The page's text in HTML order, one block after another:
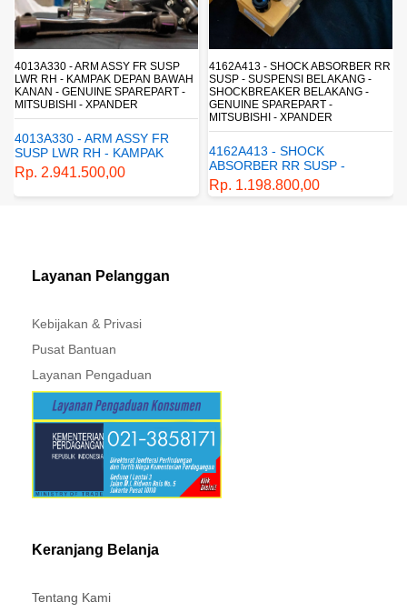
4162A413 - SHOCK ABSORBER RR
SUSP - SUSPENSI BELAKANG -
SHOCKBREAKER BELAKANG -
GENUINE SPAREPART -
MITSUBISHI - XPANDER
4162A413 - SHOCK
ABSORBER RR SUSP -
SUSPENSI BELAKANG -
SHOCKBREAKER BELAKANG
Rp. 1.198.800,00
1770A233 - FUEL FILTER ELEMENT
- SARINGAN BAHAN BAKAR -
SARINGAN SOLAR - MITSUBISHI -
PAJERO
ELEMENT - SARINGAN
BAHAN BAKAR - SARINGAN
SOLAR - MITSUBISHI -
PAJERO
Rp. 430.680,00
Layanan Pelanggan
Kebijakan & Privasi
Pusat Bantuan
Layanan Pengaduan
Keranjang Belanja
Tentang Kami